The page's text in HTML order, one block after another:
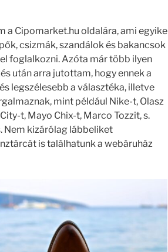
a Cipomarket.hu oldalára, ami egyike
csizmák, szandálok és bakancsok
foglalkozni. Azóta már több ilyen
után arra jutottam, hogy ennek a
legszélesebb a választéka, illetve
mint például Nike-t, Olasz
t, Mayo Chix-t, Marco Tozzit, s.
Nem kizárólag lábbeliket
is találhatunk a webáruház